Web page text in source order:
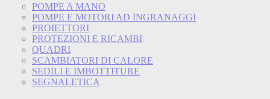
POMPE A MANO
POMPE E MOTORI AD INGRANAGGI
PROIETTORI
PROTEZIONI E RICAMBI
QUADRI
SCAMBIATORI DI CALORE
SEDILI E IMBOTTITURE
SEGNALETICA